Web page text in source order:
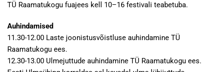
TÜ Raamatukogu fuajees kell 10–16 festivali teabetuba.
Auhindamised
11.30-12.00 Laste joonistusvõistluse auhindamine TÜ
Raamatukogu ees.
12.30-13.00 Ulmejuttude auhindamine TÜ Raamatukogu ees.